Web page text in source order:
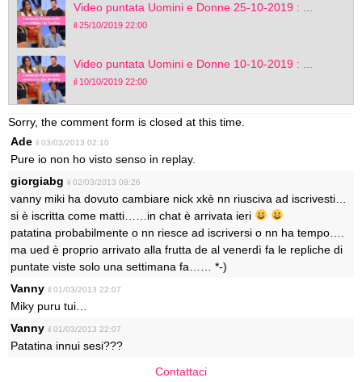
Video puntata Uomini e Donne 25-10-2019 : ...
il 25/10/2019 22:00
Video puntata Uomini e Donne 10-10-2019 : ...
il 10/10/2019 22:00
Sorry, the comment form is closed at this time.
Ade il 03/03/2013 02:10
Pure io non ho visto senso in replay.
giorgiabg il 02/03/2013 08:26
vanny miki ha dovuto cambiare nick xkè nn riusciva ad iscrivesti…
si è iscritta come matti……in chat è arrivata ieri
patatina probabilmente o nn riesce ad iscriversi o nn ha tempo….
ma ued è proprio arrivato alla frutta de al venerdì fa le repliche di
puntate viste solo una settimana fa…… *-)
Vanny il 01/03/2013 22:07
Miky puru tui…
Vanny il 01/03/2013 22:07
Patatina innui sesi???
Contattaci